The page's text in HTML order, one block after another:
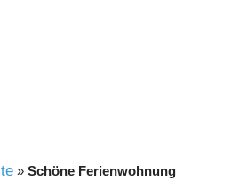
» Schöne Ferienwohnung